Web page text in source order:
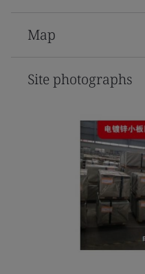
Map
Site photographs